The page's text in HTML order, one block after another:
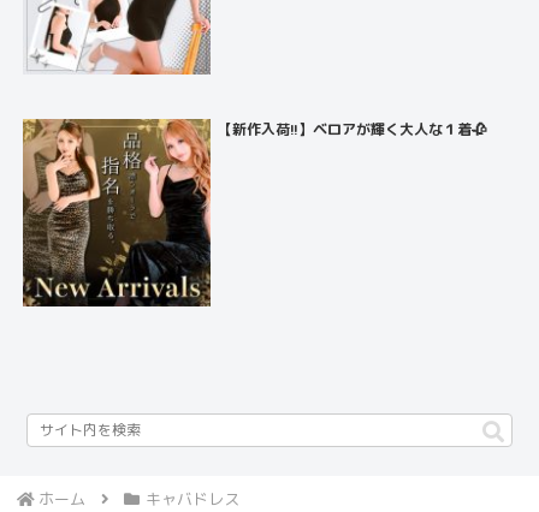
【新作入荷!!】ベロアが輝く大人な１着🥀
ホーム キャバドレス